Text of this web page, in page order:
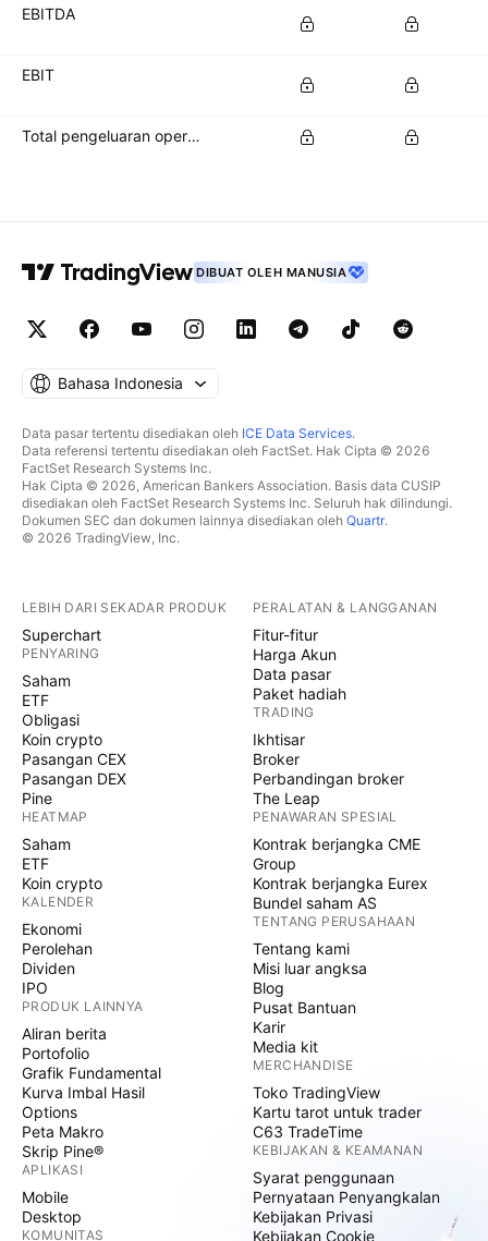
EBITDA
EBIT
Total pengeluaran operasi
DIBUAT OLEH MANUSIA
Bahasa Indonesia
Data pasar tertentu disediakan oleh ICE Data Services.
Data referensi tertentu disediakan oleh FactSet. Hak Cipta © 2026
FactSet Research Systems Inc.
Hak Cipta © 2026, American Bankers Association. Basis data CUSIP
disediakan oleh FactSet Research Systems Inc. Seluruh hak dilindungi.
Dokumen SEC dan dokumen lainnya disediakan oleh Quartr.
© 2026 TradingView, Inc.
LEBIH DARI SEKADAR PRODUK
Superchart
PENYARING
Saham
ETF
Obligasi
Koin crypto
Pasangan CEX
Pasangan DEX
Pine
HEATMAP
Saham
ETF
Koin crypto
KALENDER
Ekonomi
Perolehan
Dividen
IPO
PRODUK LAINNYA
Aliran berita
Portofolio
Grafik Fundamental
Kurva Imbal Hasil
Options
Peta Makro
Skrip Pine®
APLIKASI
Mobile
Desktop
KOMUNITAS
PERALATAN & LANGGANAN
Fitur-fitur
Harga Akun
Data pasar
Paket hadiah
TRADING
Ikhtisar
Broker
Perbandingan broker
The Leap
PENAWARAN SPESIAL
Kontrak berjangka CME
Group
Kontrak berjangka Eurex
Bundel saham AS
TENTANG PERUSAHAAN
Tentang kami
Misi luar angksa
Blog
Pusat Bantuan
Karir
Media kit
MERCHANDISE
Toko TradingView
Kartu tarot untuk trader
C63 TradeTime
KEBIJAKAN & KEAMANAN
Syarat penggunaan
Pernyataan Penyangkalan
Kebijakan Privasi
Kebijakan Cookie